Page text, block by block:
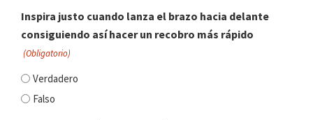
Inspira justo cuando lanza el brazo hacia delante
consiguiendo así hacer un recobro más rápido
(Obligatorio)
Verdadero
Falso